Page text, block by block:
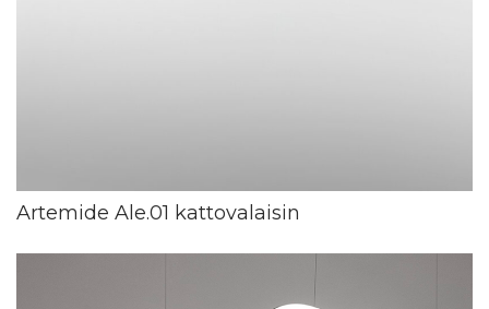
Artemide Ale.01 kattovalaisin